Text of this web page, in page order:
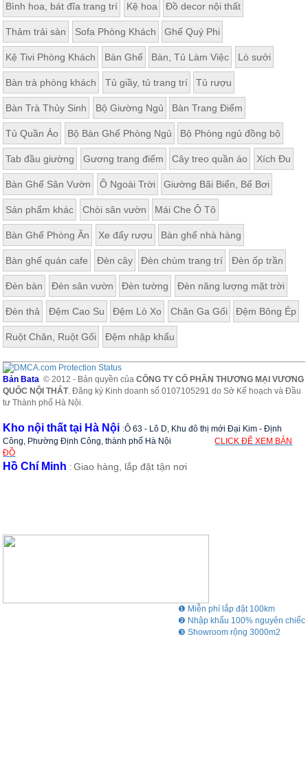
Bình hoa, bát đĩa trang trí Kệ hoa Đồ decor nội thất
Thảm trải sàn Sofa Phòng Khách Ghế Quý Phi
Kệ Tivi Phòng Khách Bàn Ghế Bàn, Tủ Làm Việc Lò sưởi
Bàn trà phòng khách Tủ giầy, tủ trang trí Tủ rượu
Bàn Trà Thủy Sinh Bộ Giường Ngủ Bàn Trang Điểm
Tủ Quần Áo Bộ Bàn Ghế Phòng Ngủ Bộ Phòng ngủ đồng bộ
Tab đầu giường Gương trang điểm Cây treo quần áo Xích Đu
Bàn Ghế Sân Vườn Ô Ngoài Trời Giường Bãi Biển, Bể Bơi
Sản phẩm khác Chòi sân vườn Mái Che Ô Tô
Bàn Ghế Phòng Ăn Xe đẩy rượu Bàn ghế nhà hàng
Bàn ghế quán cafe Đèn cây Đèn chùm trang trí Đèn ốp trần
Đèn bàn Đèn sân vườn Đèn tường Đèn năng lượng mặt trời
Đèn thả Đệm Cao Su Đệm Lò Xo Chăn Ga Gối Đệm Bông Ép
Ruột Chăn, Ruột Gối Đệm nhập khẩu
Bản Bata © 2012 - Bản quyền củaCÔNG TY CỔ PHẦN THƯƠNG MẠI VƯƠNG
QUỐC NỘI THẤT. Đăng ký Kinh doanh số 0107105291 do Sở Kế hoạch và Đầu
tư Thành phố Hà Nội.
Kho nội thất tại Hà Nội :Ô 63 - Lô D, Khu đô thị mới Đại Kim - Định
Công, Phường Định Công, thành phố Hà Nội
CLICK ĐỂ XEM BẢN
ĐỒ
Hồ Chí Minh :Giao hàng, lắp đặt tận nơi
❶ Miễn phí lắp đặt 100km
❷ Nhập khẩu 100% nguyên chiếc
❸ Showroom rộng 3000m2